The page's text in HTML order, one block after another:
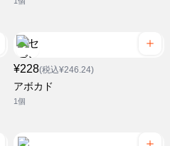
¥228(税込¥246.24)
アボカド
1個